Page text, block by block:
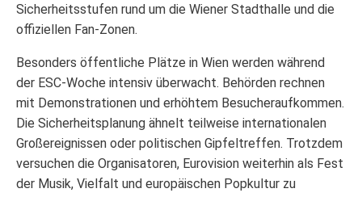
Sicherheitsstufen rund um die Wiener Stadthalle und die
offiziellen Fan-Zonen.
Besonders öffentliche Plätze in Wien werden während
der ESC-Woche intensiv überwacht. Behörden rechnen
mit Demonstrationen und erhöhtem Besucheraufkommen.
Die Sicherheitsplanung ähnelt teilweise internationalen
Großereignissen oder politischen Gipfeltreffen. Trotzdem
versuchen die Organisatoren, Eurovision weiterhin als Fest
der Musik, Vielfalt und europäischen Popkultur zu